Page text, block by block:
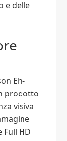
e delle
Eh-
prodotto
visiva
Full HD